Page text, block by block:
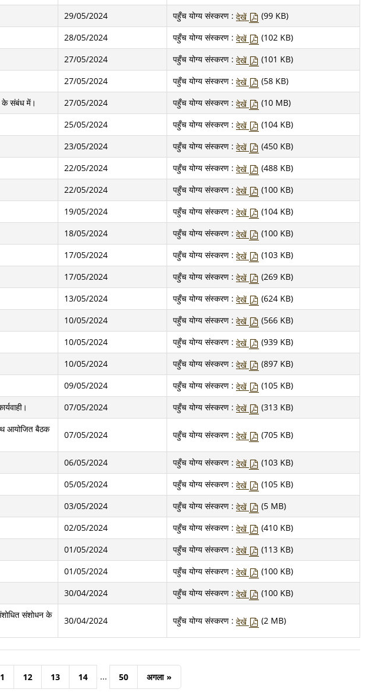
29/05/2024 पहुँच योग्य संस्करण : देखें
(99 KB)
28/05/2024 पहुँच योग्य संस्करण : देखें
(102 KB)
27/05/2024 पहुँच योग्य संस्करण : देखें
(101 KB)
27/05/2024 पहुँच योग्य संस्करण : देखें
(58 KB)
के संबंध में।
27/05/2024 पहुँच योग्य संस्करण : देखें
(10 MB)
25/05/2024 पहुँच योग्य संस्करण : देखें
(104 KB)
23/05/2024 पहुँच योग्य संस्करण : देखें
(450 KB)
22/05/2024 पहुँच योग्य संस्करण : देखें
(488 KB)
22/05/2024 पहुँच योग्य संस्करण : देखें
(100 KB)
19/05/2024 पहुँच योग्य संस्करण : देखें
(104 KB)
18/05/2024 पहुँच योग्य संस्करण : देखें
(100 KB)
17/05/2024 पहुँच योग्य संस्करण : देखें
(103 KB)
17/05/2024 पहुँच योग्य संस्करण : देखें
(269 KB)
13/05/2024 पहुँच योग्य संस्करण : देखें
(624 KB)
10/05/2024 पहुँच योग्य संस्करण : देखें
(566 KB)
10/05/2024 पहुँच योग्य संस्करण : देखें
(939 KB)
10/05/2024 पहुँच योग्य संस्करण : देखें
(897 KB)
09/05/2024 पहुँच योग्य संस्करण : देखें
(105 KB)
07/05/2024 पहुँच योग्य संस्करण : देखें
(313 KB)
आयोजित बैठक
07/05/2024 पहुँच योग्य संस्करण : देखें (705 KB)
06/05/2024 पहुँच योग्य संस्करण : देखें
(103 KB)
05/05/2024 पहुँच योग्य संस्करण : देखें
(105 KB)
03/05/2024 पहुँच योग्य संस्करण : देखें
(5 MB)
02/05/2024 पहुँच योग्य संस्करण : देखें
(410 KB)
01/05/2024 पहुँच योग्य संस्करण : देखें
(113 KB)
01/05/2024 पहुँच योग्य संस्करण : देखें
(100 KB)
30/04/2024 पहुँच योग्य संस्करण : देखें
(100 KB)
संशोधन के
30/04/2024 पहुँच योग्य संस्करण : देखें (2 MB)
12 13 14 ... 50 अगला »